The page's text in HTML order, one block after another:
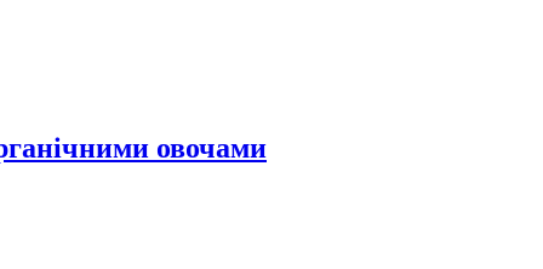
овочами